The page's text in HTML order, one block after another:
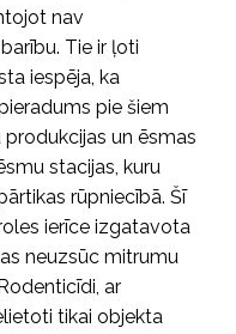
nav
Tie ir ļoti
iespēja, ka
pie šiem
un ēsmas
stacijas, kuru
rūpniecībā. Šī
ierīce izgatavota
neuzsūc mitrumu
ar
tikai objekta